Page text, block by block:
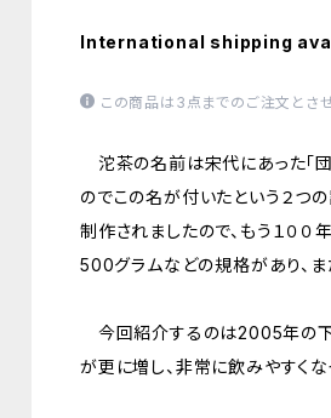
International shipping
この商品は3点までのご注文とさせ
沱茶の名前は宋代にあった「
のでこの名が付いたという２つ
制作されましたので、もう１００
500グラムなどの規格があり、ま
今回紹介するのは2005年の下
が更に増し、非常に飲みやすくな